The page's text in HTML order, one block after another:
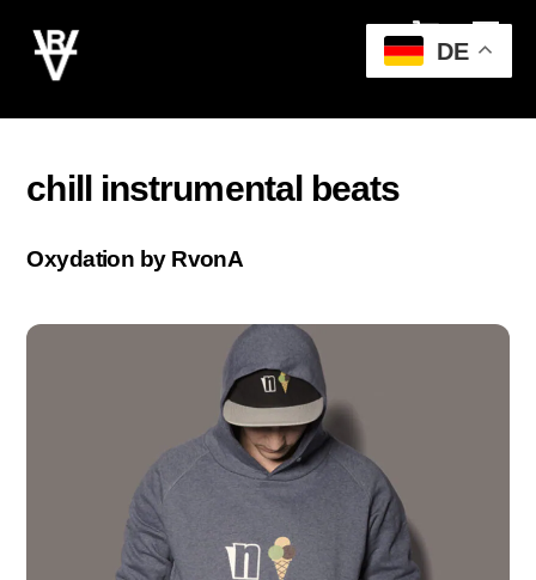
content
Cart
chill instrumental beats
Oxydation by RvonA
DE